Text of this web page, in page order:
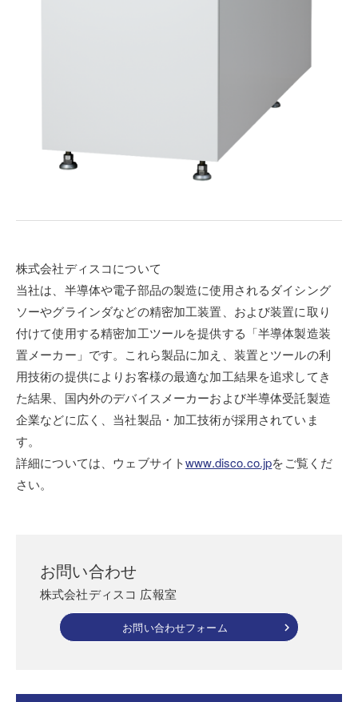
株式会社ディスコについて
当社は、半導体や電子部品の製造に使用されるダイシング
ソーやグラインダなどの精密加工装置、および装置に取り
付けて使用する精密加工ツールを提供する「半導体製造装
置メーカー」です。これら製品に加え、装置とツールの利
用技術の提供によりお客様の最適な加工結果を追求してき
た結果、国内外のデバイスメーカーおよび半導体受託製造
企業などに広く、当社製品・加工技術が採用されていま
す。
詳細については、ウェブサイトwww.disco.co.jpをご覧くだ
さい。
お問い合わせ
株式会社ディスコ 広報室
お問い合わせフォーム